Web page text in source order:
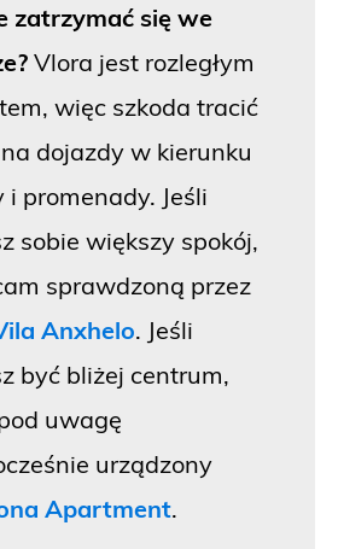
zatrzymać się we
Vlora jest rozległym
więc szkoda tracić
dojazdy w kierunku
i promenady. Jeśli
sobie większy spokój,
sprawdzoną przez
Anxhelo. Jeśli
być bliżej centrum,
uwagę
urządzony
Apartment.